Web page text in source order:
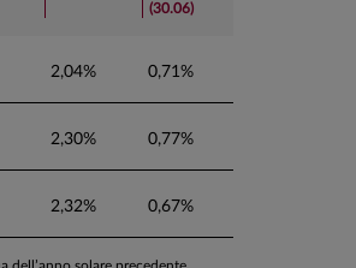
(30.06)
2,04% 0,71%
2,30% 0,77%
2,32% 0,67%